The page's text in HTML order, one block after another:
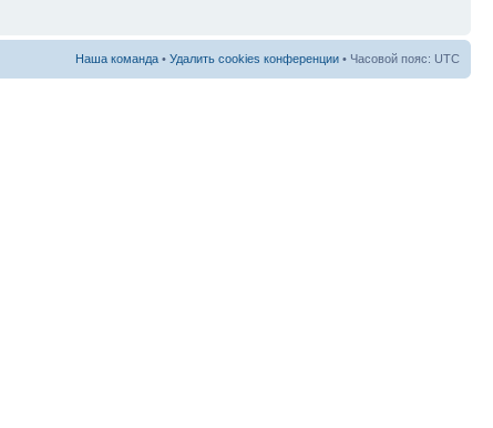
Наша команда • Удалить cookies конференции • Часовой пояс: UTC